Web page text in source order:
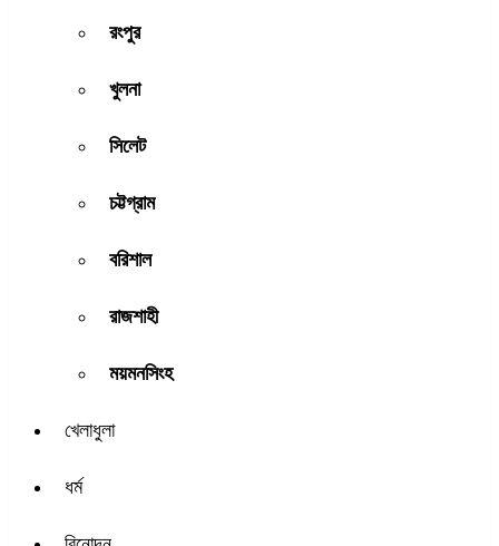
রংপুর
খুলনা
সিলেট
চট্টগ্রাম
বরিশাল
রাজশাহী
ময়মনসিংহ
খেলাধুলা
ধর্ম